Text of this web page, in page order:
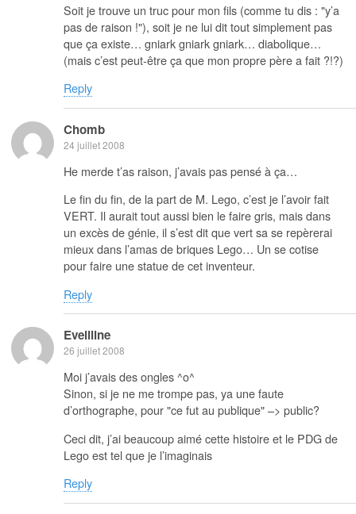
Soit je trouve un truc pour mon fils (comme tu dis : "y’a
pas de raison !"), soit je ne lui dit tout simplement pas
que ça existe… gniark gniark gniark… diabolique…
(mais c’est peut-être ça que mon propre père a fait ?!?)
Reply
Chomb
24 juillet 2008
He merde t’as raison, j’avais pas pensé à ça…
Le fin du fin, de la part de M. Lego, c’est je l’avoir fait
VERT. Il aurait tout aussi bien le faire gris, mais dans
un excès de génie, il s’est dit que vert sa se repèrerai
mieux dans l’amas de briques Lego… Un se cotise
pour faire une statue de cet inventeur.
Reply
Eveliline
26 juillet 2008
Moi j’avais des ongles ^o^
Sinon, si je ne me trompe pas, ya une faute
d’orthographe, pour "ce fut au publique" –> public?
Ceci dit, j’ai beaucoup aimé cette histoire et le PDG de
Lego est tel que je l’imaginais
Reply